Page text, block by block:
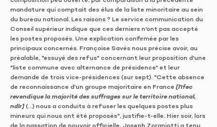
mandature qui comptait des élus de la liste minoritaire au sein
du bureau national. Les raisons ? Le service communication du
Conseil supérieur indique que ces derniers n'ont pas accepté
les postes proposés. Une explication confirmée par les
principaux concernés. Françoise Savés nous précise avoir, au
préalable, "essuyé des refus" concernant leur proposition d'une
"liste commune avec alternance de présidence" et leur
demande de trois vice-présidences (sur sept). "Cette absence
de reconnaissance d'un groupe majoritaire en France [l'Ifec
revendique la majorité des suffrages sur le territoire national,
ndlr](...) nous a conduits à refuser les quelques postes plus
mineurs qui nous ont été proposés", justifie-t-elle. Hier soir, lors